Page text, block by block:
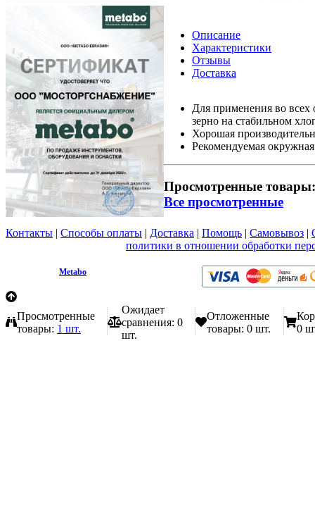
Описание
Характеристики
Отзывы
Доставка
Для применения во всех
зерно на стабильном
Хорошая
Рекомендуемая
Просмотренные товары:
Все просмотренные
Контакты | Способы оплаты | Доставка | Помощь | Самовывоз |
политики в отношении обработки
Metabo
Просмотренные
товары: 1 шт.
Ожидает
сравнения: 0
шт.
Отложенные
товары: 0 шт.
0